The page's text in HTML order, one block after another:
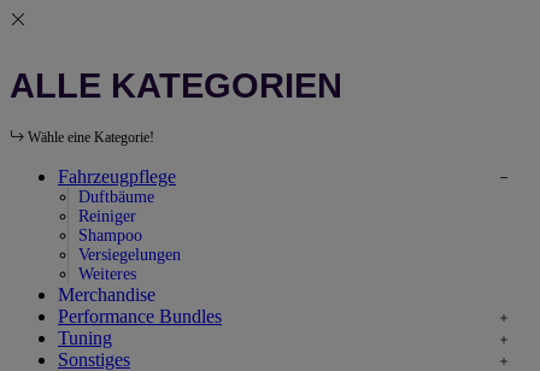
ALLE KATEGORIEN
Wähle eine Kategorie!
Fahrzeugpflege
Duftbäume
Reiniger
Shampoo
Versiegelungen
Weiteres
Merchandise
Performance Bundles
Tuning
Sonstiges